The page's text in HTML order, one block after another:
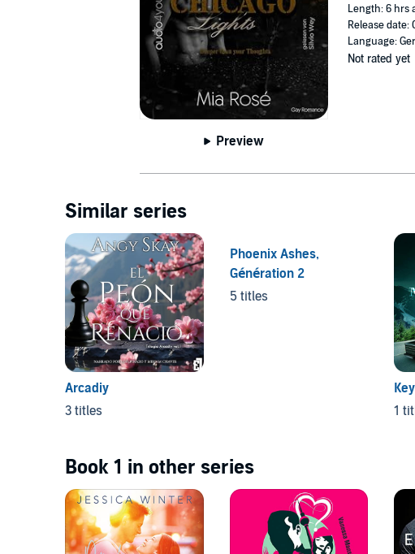
Preview
Length: 6 hrs
Release date:
Language:
Not rated yet
Similar series
Arcadiy
3 titles
Phoenix Ashes,
Génération 2
5 titles
1
Book 1 in other series